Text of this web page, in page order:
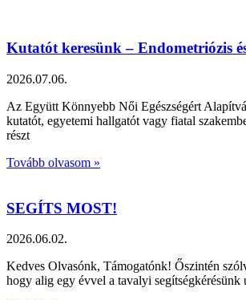
Kutatót keresünk – Endometriózis
2026.07.06.
Az Együtt Könnyebb Női Egészségért
kutatót, egyetemi hallgatót vagy fiatal
részt
Tovább olvasom »
SEGÍTS MOST!
2026.06.02.
Kedves Olvasónk, Támogatónk! Őszintén
hogy alig egy évvel a tavalyi segítségkérésünk